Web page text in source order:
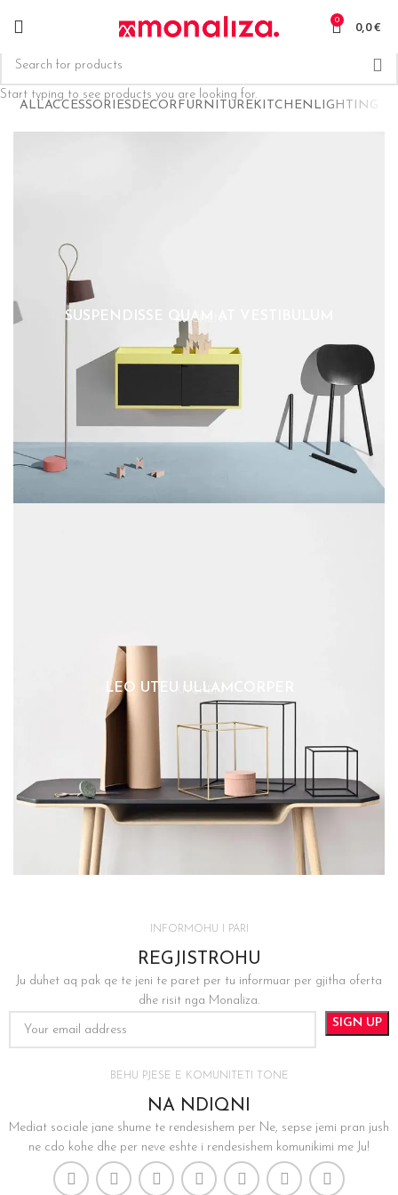
0 0,0€
ALLACCESSORIESDECORFURNITUREKITCHEN LIGHTING
KITCHEN
SUSPENDISSE QUAM AT VESTIBULUM
KITCHEN
LEO UTEU ULLAMCORPER
INFORMOHU I PARI
REGJISTROHU
Ju duhet aq pak qe te jeni te paret per tu informuar per gjitha oferta
dhe risit nga Monaliza.
BEHU PJESE E KOMUNITETI TONE
NA NDIQNI
Mediat sociale jane shume te rendesishem per Ne, sepse jemi pran jush
ne cdo kohe dhe per neve eshte i rendesishem komunikimi me Ju!
Start typing to see products you are looking for.